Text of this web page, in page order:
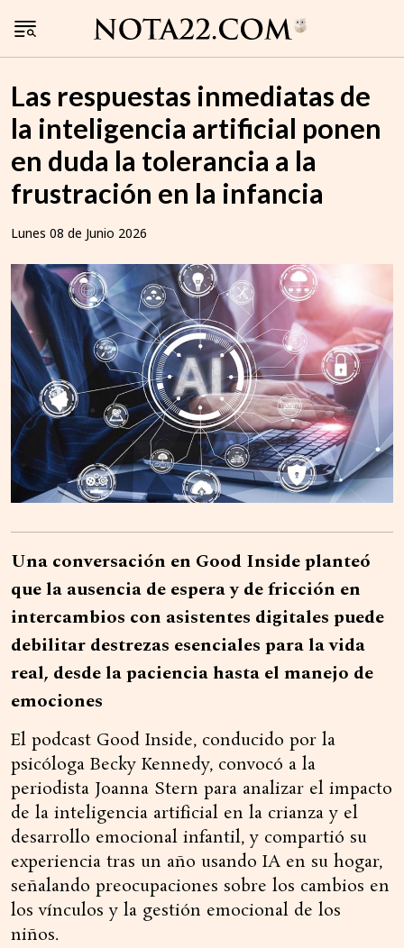
Las respuestas inmediatas de
la inteligencia artificial ponen
en duda la tolerancia a la
frustración en la infancia
Lunes 08 de Junio 2026
Una conversación en Good Inside planteó
que la ausencia de espera y de fricción en
intercambios con asistentes digitales puede
debilitar destrezas esenciales para la vida
real, desde la paciencia hasta el manejo de
emociones
El podcast Good Inside, conducido por la
psicóloga Becky Kennedy, convocó a la
periodista Joanna Stern para analizar el impacto
de la inteligencia artificial en la crianza y el
desarrollo emocional infantil, y compartió su
experiencia tras un año usando IA en su hogar,
señalando preocupaciones sobre los cambios en
los vínculos y la gestión emocional de los
niños.